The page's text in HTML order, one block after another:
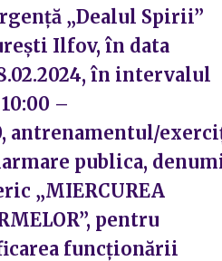
„Dealul Spirii”
Ilfov, în data
în intervalul
–
antrenamentul/
publica,
„MIERCUREA
pentru
funcționării